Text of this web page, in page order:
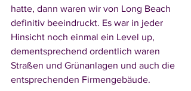
hatte, dann waren wir von Long Beach
definitiv beeindruckt. Es war in jeder
Hinsicht noch einmal ein Level up,
dementsprechend ordentlich waren
Straßen und Grünanlagen und auch die
entsprechenden Firmengebäude.